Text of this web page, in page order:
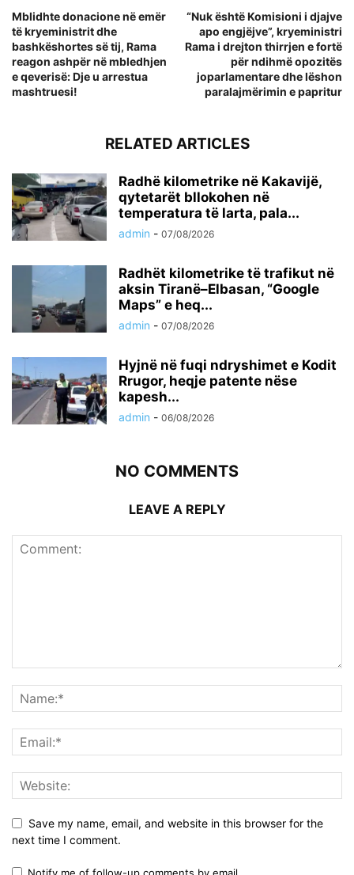
Mblidhte donacione në emër
të kryeministrit dhe
bashkëshortes së tij, Rama
reagon ashpër në mbledhjen
e qeverisë: Dje u arrestua
mashtruesi!
“Nuk është Komisioni i djajve
apo engjëjve”, kryeministri
Rama i drejton thirrjen e fortë
për ndihmë opozitës
joparlamentare dhe lëshon
paralajmërimin e papritur
RELATED ARTICLES
Radhë kilometrike në Kakavijë,
qytetarët bllokohen në
temperatura të larta, pala...
admin - 07/08/2026
Radhët kilometrike të trafikut në
aksin Tiranë–Elbasan, “Google
Maps” e heq...
admin - 07/08/2026
Hyjnë në fuqi ndryshimet e Kodit
Rrugor, heqje patente nëse
kapesh...
admin - 06/08/2026
NO COMMENTS
LEAVE A REPLY
Save my name, email, and website in this browser for the
next time I comment.
Notify me of follow-up comments by email.